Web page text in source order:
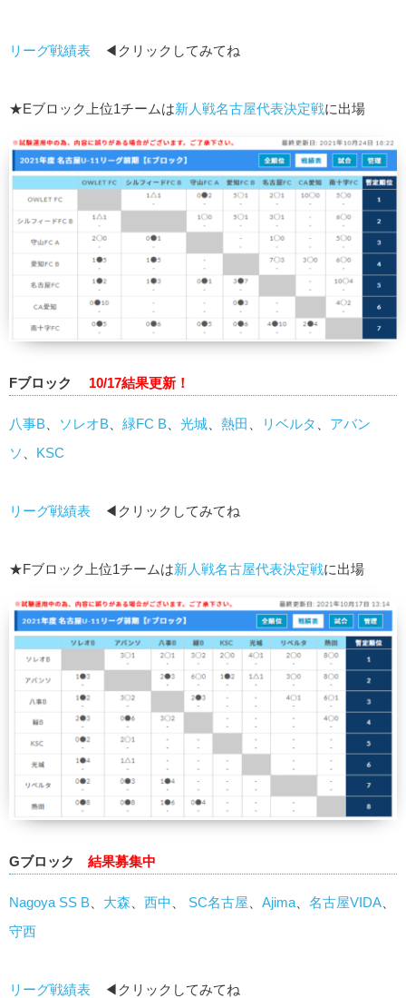
リーグ戦績表 ◀クリックしてみてね
★Eブロック上位1チームは新人戦名古屋代表決定戦に出場
Fブロック 10/17結果更新！
八事B ソレオB 緑FC B 光城 熱田 リベルタ
アバン
ソ
KSC
リーグ戦績表 ◀クリックしてみてね
★Fブロック上位1チームは新人戦名古屋代表決定戦に出場
Gブロック 結果募集中
Nagoya SS B 大森 西中 SC名古屋 Ajima 名古屋VIDA
守西
リーグ戦績表 ◀クリックしてみてね